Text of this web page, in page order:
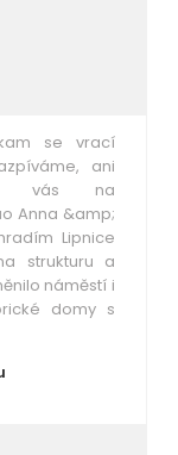
se vrací
ani
vás na
Anna &amp;
Lipnice
strukturu a
náměstí i
domy s